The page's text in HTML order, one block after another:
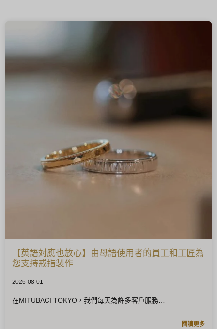
【英語対應也放心】由母語使用者的員工和工匠為
您支持戒指製作
2026-08-01
在MITUBACI TOKYO，我們每天為許多客戶服務
閱讀更多